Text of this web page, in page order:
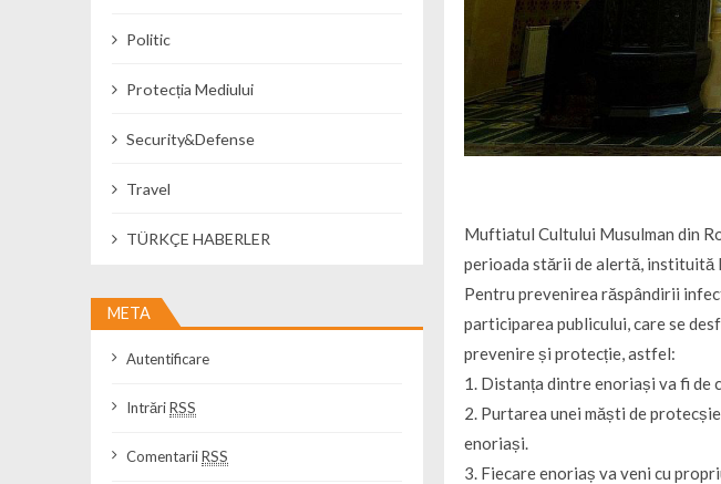
Muftiatul Cultului Musulman din
perioada stării de alertă, instituită
Pentru prevenirea răspândirii
participarea publicului, care se
prevenire și protecție, astfel:
1. Distanța dintre enoriași va fi de
2. Purtarea unei măști de
enoriași.
3. Fiecare enoriaș va veni cu
Politic
Protecția Mediului
Security&Defense
Travel
TÜRKÇE HABERLER
META
Autentificare
IntrăriRSS
ComentariiRSS